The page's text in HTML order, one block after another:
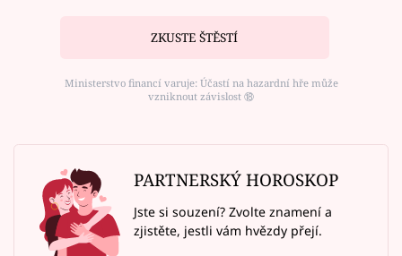
ZKUSTE ŠTĚSTÍ
Ministerstvo financí varuje: Účastí na hazardní hře může
vzniknout závislost ⑱
PARTNERSKÝ HOROSKOP
Jste si souzení? Zvolte znamení a
zjistěte, jestli vám hvězdy přejí.